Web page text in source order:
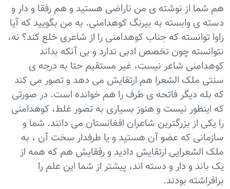
هم شما از نوشته ی من ناراضی هستيد و هم رفقا و دار و
دسته ی وابسته به بيرنگ کوهدامنی. به من بگوييد که آيا
راوا توانسته که جناب کوهدامنی را از شاعری خلع کند؟ نه،
نتوانسته چون تخصص ادبی ندارد و بی آنکه بداند
کوهدامنی شاعر نيست، غير مستقيم حتا به درجه ی
سنتی ملک الشعرا هم ارتقايش می دهد و تصور می کند
که بله ديگر فاتحه ی طرف را هم خوانده است. در صورتی
که اينطور نيست و هنوز بسياری به تصور غلط، کوهدامنی
را يکی از بزرگترين شاعران افغانستان می دانند. شما و
سازمانی که عضو آن هستيد و يا طرفدار سخت آن ، به
ملک الشعرايی ارتقايش داديد و رفقايش هم که همه از
يک باند و دار و دسته اند، پيشتر از شما اين علم را
برافراشته بودند.